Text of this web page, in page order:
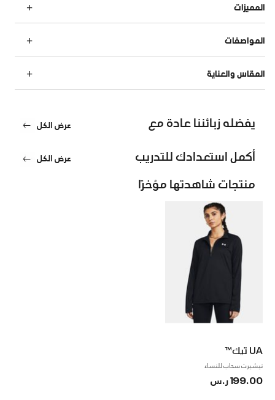
المميزات
المواصفات
المقاس والعناية
يفضله زبائننا عادة مع عرض الكل
أكمل استعدادك للتدريب عرض الكل
منتجات شاهدتها مؤخرًا
UA تيك™
تيشيرت سحاب للنساء
199.00 ر.س